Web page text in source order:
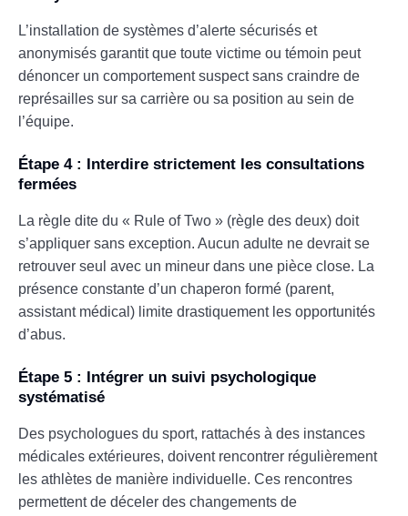
L’installation de systèmes d’alerte sécurisés et
anonymisés garantit que toute victime ou témoin peut
dénoncer un comportement suspect sans craindre de
représailles sur sa carrière ou sa position au sein de
l’équipe.
Étape 4 : Interdire strictement les consultations
fermées
La règle dite du « Rule of Two » (règle des deux) doit
s’appliquer sans exception. Aucun adulte ne devrait se
retrouver seul avec un mineur dans une pièce close. La
présence constante d’un chaperon formé (parent,
assistant médical) limite drastiquement les opportunités
d’abus.
Étape 5 : Intégrer un suivi psychologique
systématisé
Des psychologues du sport, rattachés à des instances
médicales extérieures, doivent rencontrer régulièrement
les athlètes de manière individuelle. Ces rencontres
permettent de déceler des changements de